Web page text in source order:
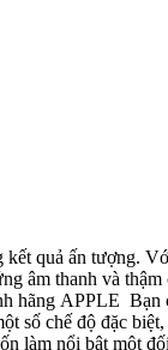
thay pin iphone 4, 5, 6,7 plus
hãng APPLE
làm nổi bật một